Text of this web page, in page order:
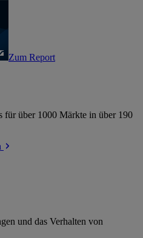
Zum Report
für über 1000 Märkte in über 190
und das Verhalten von